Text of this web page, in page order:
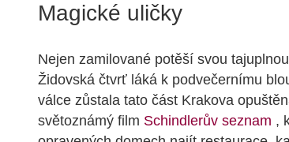
Magické uličky
Nejen zamilované potěší svou
Židovská čtvrť láká k podvečernímu
válce zůstala tato část Krakova
světoznámý film Schindlerův seznam ,